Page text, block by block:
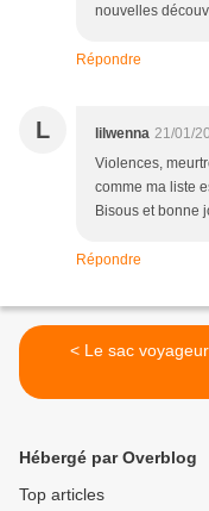
nouvelles
Répondre
L lilwenna 21/01/
Violences,
comme ma liste
Bisous et bonne
Répondre
< Le sac voyageur
Hébergé par Overblog
Top articles